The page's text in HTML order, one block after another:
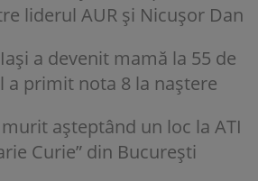
liderul AUR și Nicușor Dan
a devenit mamă la 55 de
a primit nota 8 la naștere
așteptând un loc la ATI
Curie” din București